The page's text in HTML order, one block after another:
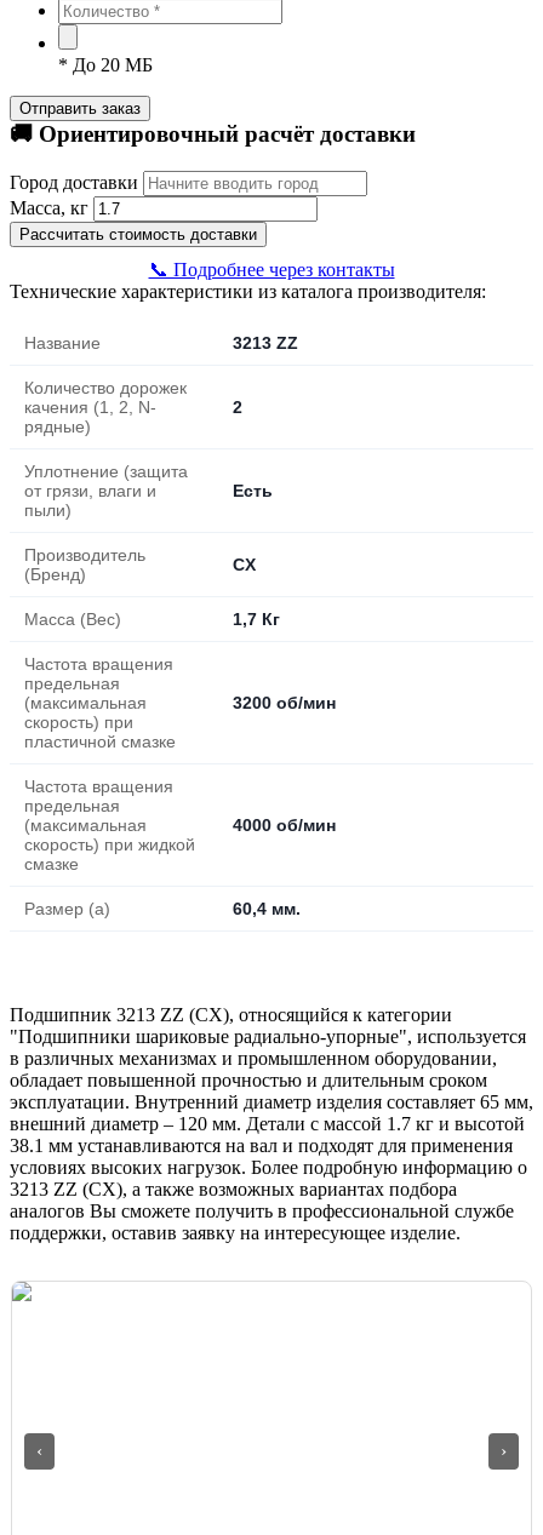
* До 20 МБ
Отправить заказ
🚚 Ориентировочный расчёт доставки
Город доставки
Масса, кг
Рассчитать стоимость доставки
📞 Подробнее через контакты
Технические характеристики из каталога производителя:
Название 3213 ZZ
Количество дорожек
качения (1, 2, N-
рядные)
2
Уплотнение (защита
от грязи, влаги и
пыли)
Есть
Производитель
(Бренд)
CX
Масса (Вес) 1,7 Кг
Частота вращения
предельная
(максимальная
скорость) при
пластичной смазке
3200 об/мин
Частота вращения
предельная
(максимальная
скорость) при жидкой
смазке
4000 об/мин
Размер (a) 60,4 мм.
Подшипник 3213 ZZ (CX), относящийся к категории
"Подшипники шариковые радиально-упорные", используется
в различных механизмах и промышленном оборудовании,
обладает повышенной прочностью и длительным сроком
эксплуатации. Внутренний диаметр изделия составляет 65 мм,
внешний диаметр – 120 мм. Детали с массой 1.7 кг и высотой
38.1 мм устанавливаются на вал и подходят для применения
условиях высоких нагрузок. Более подробную информацию о
3213 ZZ (CX), а также возможных вариантах подбора
аналогов Вы сможете получить в профессиональной службе
поддержки, оставив заявку на интересующее изделие.
‹ ›